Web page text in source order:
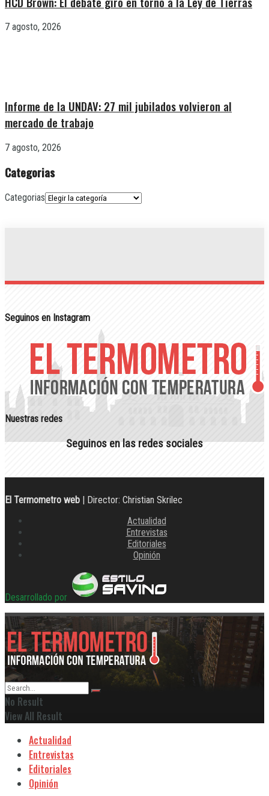
7 agosto, 2026
Informe de la UNDAV: 27 mil jubilados volvieron al
mercado de trabajo
7 agosto, 2026
Categorias
Categorias
Seguinos en Instagram
Nuestras redes
Seguinos en las redes sociales
El Termometro web | Director: Christian Skrilec
Actualidad
Entrevistas
Editoriales
Opinión
Desarrollado por
No Result
View All Result
Actualidad
Entrevistas
Editoriales
Opinión